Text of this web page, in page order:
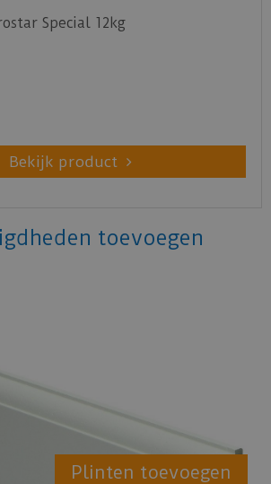
Special 12kg
Bekijk product
toevoegen
Plinten toevoegen